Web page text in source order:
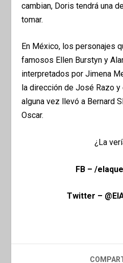
cambian, Doris tendrá una
tomar.
En México, los personajes
famosos Ellen Burstyn y
interpretados por Jimena
la dirección de José Razo
alguna vez llevó a Bernard
Oscar.
¿La
FB – /
Twitter –